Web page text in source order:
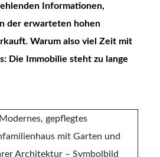
Informationen,
der erwarteten hohen
Warum also viel Zeit mit
Die Immobilie steht zu lange